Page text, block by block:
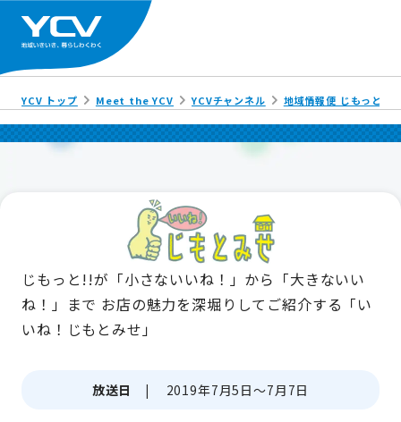
YCV トップ Meet the YCV YCVチャンネル 地域情報便 じもっと!!
じもっと!!が「小さないいね！」から「大きないい
ね！」まで お店の魅力を深堀りしてご紹介する「い
いね！じもとみせ」
放送日 | 2019年7月5日～7月7日